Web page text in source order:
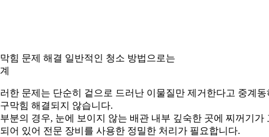
힘 문제 해결 일반적인 청소 방법으로는
한 문제는 단순히 겉으로 드러난 이물질만 제거한다고 중계동
막힘 해결되지 않습니다.
분의 경우, 눈에 보이지 않는 배관 내부 깊숙한 곳에 찌꺼기가
어 있어 전문 장비를 사용한 정밀한 처리가 필요합니다.